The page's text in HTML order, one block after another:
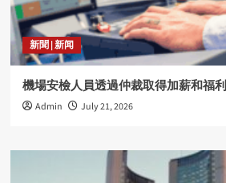
新聞 | 新闻
機場安檢人員透過仲裁取得加薪和福利
Admin July 21, 2026